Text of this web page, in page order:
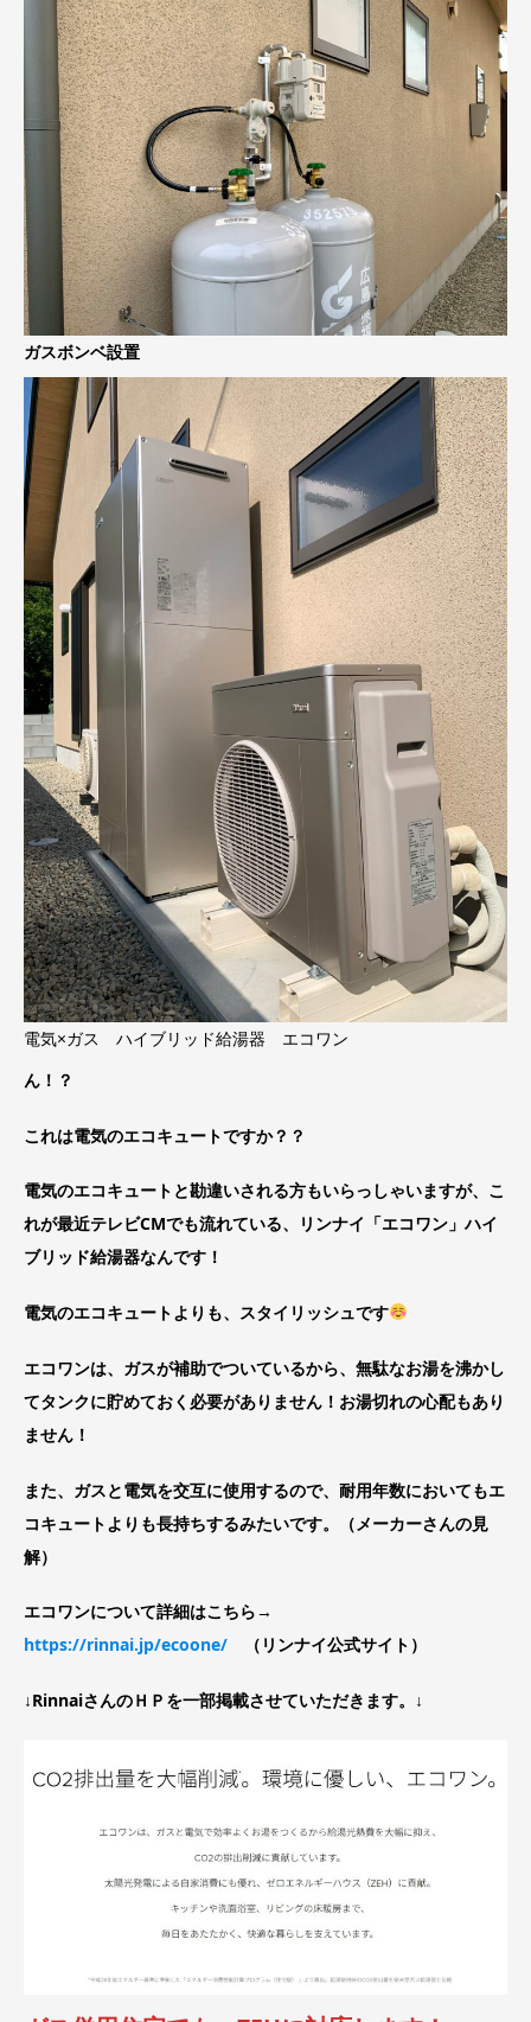
ガスボンベ設置
電気×ガス ハイブリッド給湯器 エコワン
ん！？
これは電気のエコキュートですか？？
電気のエコキュートと勘違いされる方もいらっしゃいますが、こ
れが最近テレビCMでも流れている、リンナイ「エコワン」ハイ
ブリッド給湯器なんです！
電気のエコキュートよりも、スタイリッシュです
エコワンは、ガスが補助でついているから、無駄なお湯を沸かし
てタンクに貯めておく必要がありません！お湯切れの心配もあり
ません！
また、ガスと電気を交互に使用するので、耐用年数においてもエ
コキュートよりも長持ちするみたいです。（メーカーさんの見
解）
エコワンについて詳細はこちら→
https://rinnai.jp/ecoone/ （リンナイ公式サイト）
↓RinnaiさんのＨＰを一部掲載させていただきます。↓